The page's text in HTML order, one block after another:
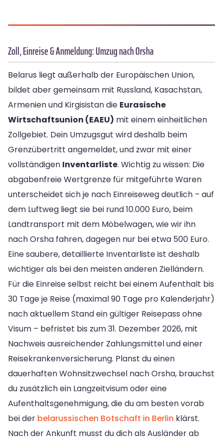
Zoll, Einreise & Anmeldung: Umzug nach Orsha
Belarus liegt außerhalb der Europäischen Union,
bildet aber gemeinsam mit Russland, Kasachstan,
Armenien und Kirgisistan die Eurasische
Wirtschaftsunion (EAEU) mit einem einheitlichen
Zollgebiet. Dein Umzugsgut wird deshalb beim
Grenzübertritt angemeldet, und zwar mit einer
vollständigen Inventarliste. Wichtig zu wissen: Die
abgabenfreie Wertgrenze für mitgeführte Waren
unterscheidet sich je nach Einreiseweg deutlich – auf
dem Luftweg liegt sie bei rund 10.000 Euro, beim
Landtransport mit dem Möbelwagen, wie wir ihn
nach Orsha fahren, dagegen nur bei etwa 500 Euro.
Eine saubere, detaillierte Inventarliste ist deshalb
wichtiger als bei den meisten anderen Zielländern.
Für die Einreise selbst reicht bei einem Aufenthalt bis
30 Tage je Reise (maximal 90 Tage pro Kalenderjahr)
nach aktuellem Stand ein gültiger Reisepass ohne
Visum – befristet bis zum 31. Dezember 2026, mit
Nachweis ausreichender Zahlungsmittel und einer
Reisekrankenversicherung. Planst du einen
dauerhaften Wohnsitzwechsel nach Orsha, brauchst
du zusätzlich ein Langzeitvisum oder eine
Aufenthaltsgenehmigung, die du am besten vorab
bei der belarussischen Botschaft in Berlin klärst.
Nach der Ankunft musst du dich als Ausländer ab